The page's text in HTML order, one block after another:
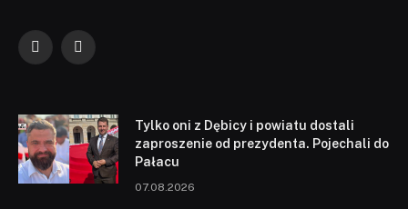
FacebookYouTube
Tylko oni z Dębicy i powiatu dostali
zaproszenie od prezydenta. Pojechali do
Pałacu
07.08.2026